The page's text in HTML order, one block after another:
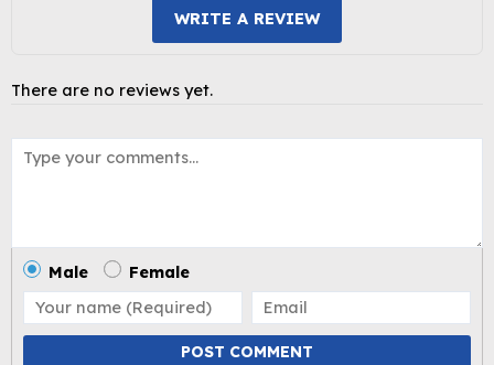
WRITE A REVIEW
There are no reviews yet.
Male Female
POST COMMENT